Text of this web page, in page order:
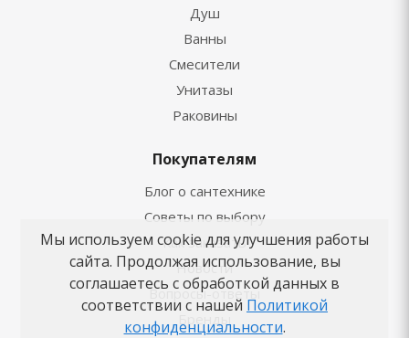
Душ
Ванны
Смесители
Унитазы
Раковины
Покупателям
Блог о сантехнике
Советы по выбору
Как заказать
Новости
Вопросы-ответы
Мы используем cookie для улучшения работы
сайта. Продолжая использование, вы
соглашаетесь с обработкой данных в
соответствии с нашей Политикой
конфиденциальности.